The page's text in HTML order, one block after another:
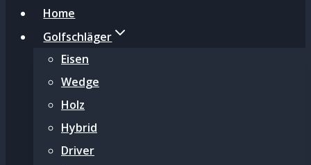
Home
Golfschläger
Eisen
Wedge
Holz
Hybrid
Driver